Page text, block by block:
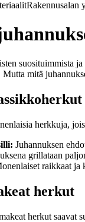
Rakennusalan
suosituimmista
Mutta mitä
herkkuja,
Juhannuksen
grillataan
raikkaat ja
herkut
herkut saavat